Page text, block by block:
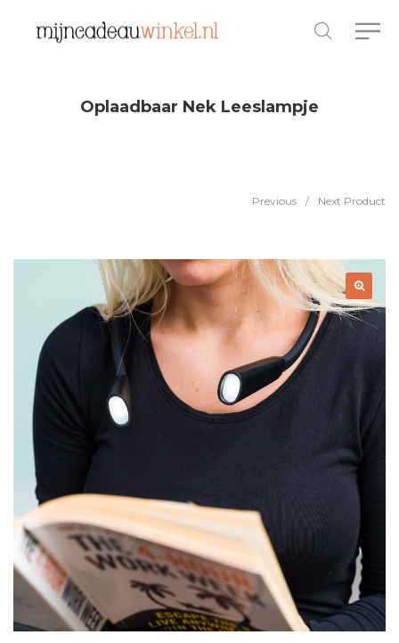
Oplaadbaar Nek Leeslampje
Previous / Next Product